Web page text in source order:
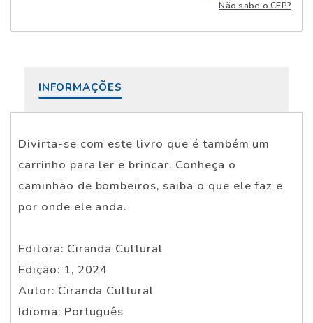
Não sabe o CEP?
INFORMAÇÕES
Divirta-se com este livro que é também um
carrinho para ler e brincar. Conheça o
caminhão de bombeiros, saiba o que ele faz e
por onde ele anda.
Editora: Ciranda Cultural
Edição: 1, 2024
Autor: Ciranda Cultural
Idioma: Português